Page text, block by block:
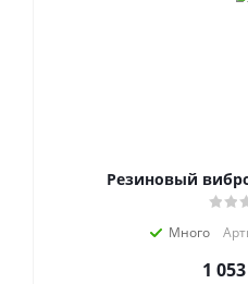
Резиновый
Много
1 053